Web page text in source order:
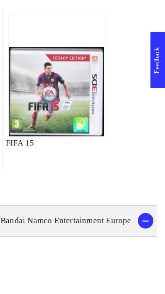
FIFA 15
Bandai Namco Entertainment Europe
Feedback